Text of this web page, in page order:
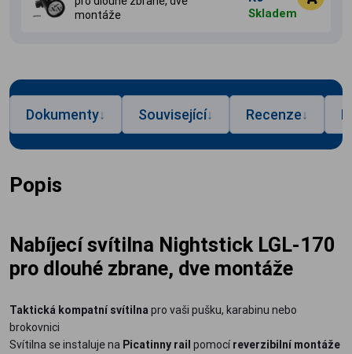
montáže
Skladem
Dokumenty↓ Související↓ Recenze↓
Popis
Nabíjecí svítilna Nightstick LGL-170
pro dlouhé zbrane, dve montáže
Taktická kompatní svítilna pro vaši pušku, karabinu nebo
brokovnici
Svítilna se instaluje na Picatinny rail pomocíreverzibilní montáže